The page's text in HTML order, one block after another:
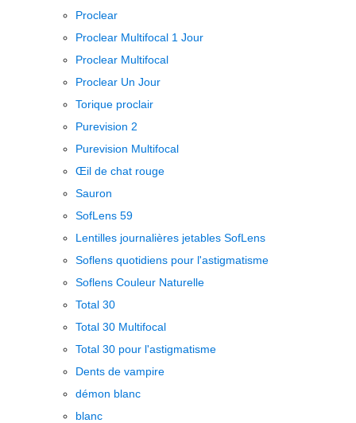
Proclear
Proclear Multifocal 1 Jour
Proclear Multifocal
Proclear Un Jour
Torique proclair
Purevision 2
Purevision Multifocal
Œil de chat rouge
Sauron
SofLens 59
Lentilles journalières jetables SofLens
Soflens quotidiens pour l'astigmatisme
Soflens Couleur Naturelle
Total 30
Total 30 Multifocal
Total 30 pour l'astigmatisme
Dents de vampire
démon blanc
blanc